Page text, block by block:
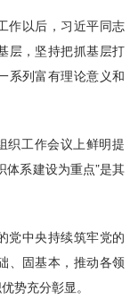
以后，习近平同志
层，坚持把抓基层打
系列富有理论意义和
工作会议上鲜明提
体系建设为重点”是其
中央持续筑牢党的
、固基本，推动各领
势充分彰显。